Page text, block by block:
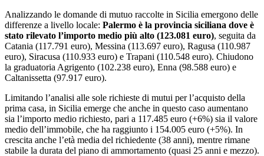
Analizzando le domande di mutuo raccolte in Sicilia emergono delle
differenze a livello locale: Palermo è la provincia siciliana dove è
stato rilevato l’importo medio più alto (123.081 euro), seguita da
Catania (117.791 euro), Messina (113.697 euro), Ragusa (110.987
euro), Siracusa (110.933 euro) e Trapani (110.548 euro). Chiudono
la graduatoria Agrigento (102.238 euro), Enna (98.588 euro) e
Caltanissetta (97.917 euro).
Limitando l’analisi alle sole richieste di mutui per l’acquisto della
prima casa, in Sicilia emerge che anche in questo caso aumentano
sia l’importo medio richiesto, pari a 117.485 euro (+6%) sia il valore
medio dell’immobile, che ha raggiunto i 154.005 euro (+5%). In
crescita anche l’età media del richiedente (38 anni), mentre rimane
stabile la durata del piano di ammortamento (quasi 25 anni e mezzo).